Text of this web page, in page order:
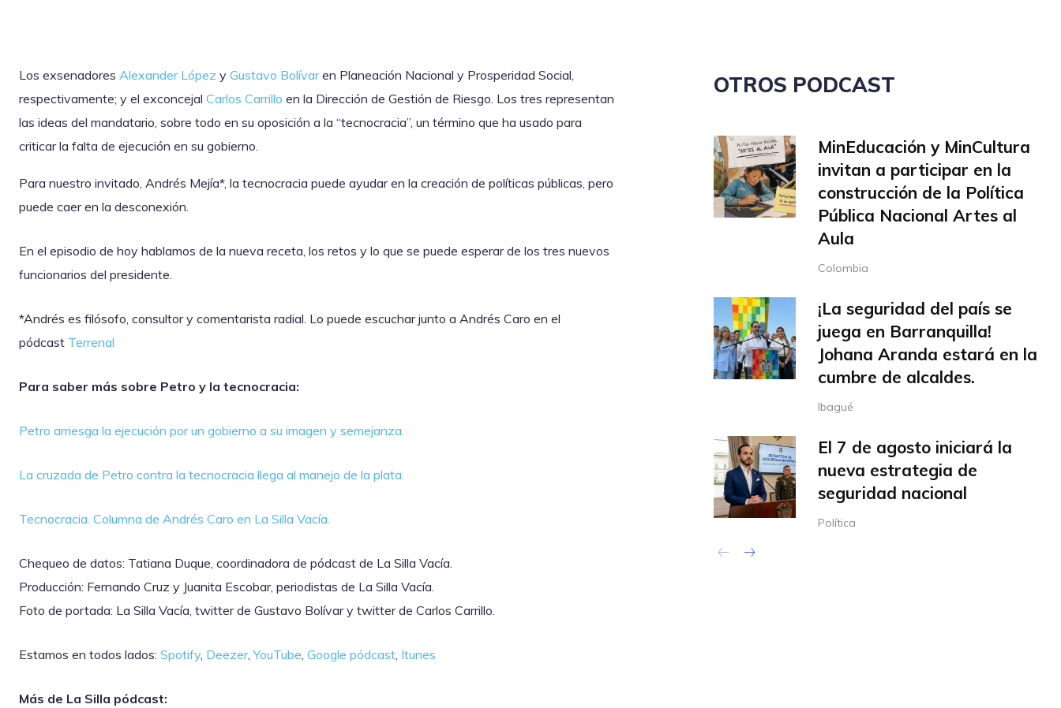
Los exsenadores Alexander López y Gustavo Bolívaren Planeación Nacional y Prosperidad Social,
respectivamente; y el exconcejal Carlos Carrillo en la Dirección de Gestión de Riesgo. Los tres representan
las ideas del mandatario, sobre todo en su oposición a la “tecnocracia”, un término que ha usado para
criticar la falta de ejecución en su gobierno.
Para nuestro invitado, Andrés Mejía*, la tecnocracia puede ayudar en la creación de políticas públicas, pero
puede caer en la desconexión.
En el episodio de hoy hablamos de la nueva receta, los retos y lo que se puede esperar de los tres nuevos
funcionarios del presidente.
*Andrés es filósofo, consultor y comentarista radial. Lo puede escuchar junto a Andrés Caro en el
pódcast Terrenal
Para saber más sobre Petro y la tecnocracia:
Petro arriesga la ejecución por un gobierno a su imagen y semejanza.
La cruzada de Petro contra la tecnocracia llega al manejo de la plata.
Tecnocracia. Columna de Andrés Caro en La Silla Vacía.
Chequeo de datos: Tatiana Duque, coordinadora de pódcast de La Silla Vacía.
Producción: Fernando Cruz y Juanita Escobar, periodistas de La Silla Vacía.
Foto de portada: La Silla Vacía, twitter de Gustavo Bolívar y twitter de Carlos Carrillo.
Estamos en todos lados: Spotify, Deezer,YouTube, Google pódcast, Itunes
Más de La Silla pódcast:
OTROS PODCAST
MinEducación y MinCultura
invitan a participar en la
construcción de la Política
Pública Nacional Artes al
Aula
Colombia
¡La seguridad del país se
juega en Barranquilla!
Johana Aranda estará en la
cumbre de alcaldes.
Ibagué
El 7 de agosto iniciará la
nueva estrategia de
seguridad nacional
Política